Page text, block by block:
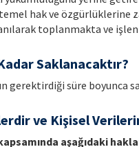
hak ve özgürlüklerine
toplanmakta ve
Saklanacaktır?
gerektirdiği süre boyunca
ve Kişisel
aşağıdaki